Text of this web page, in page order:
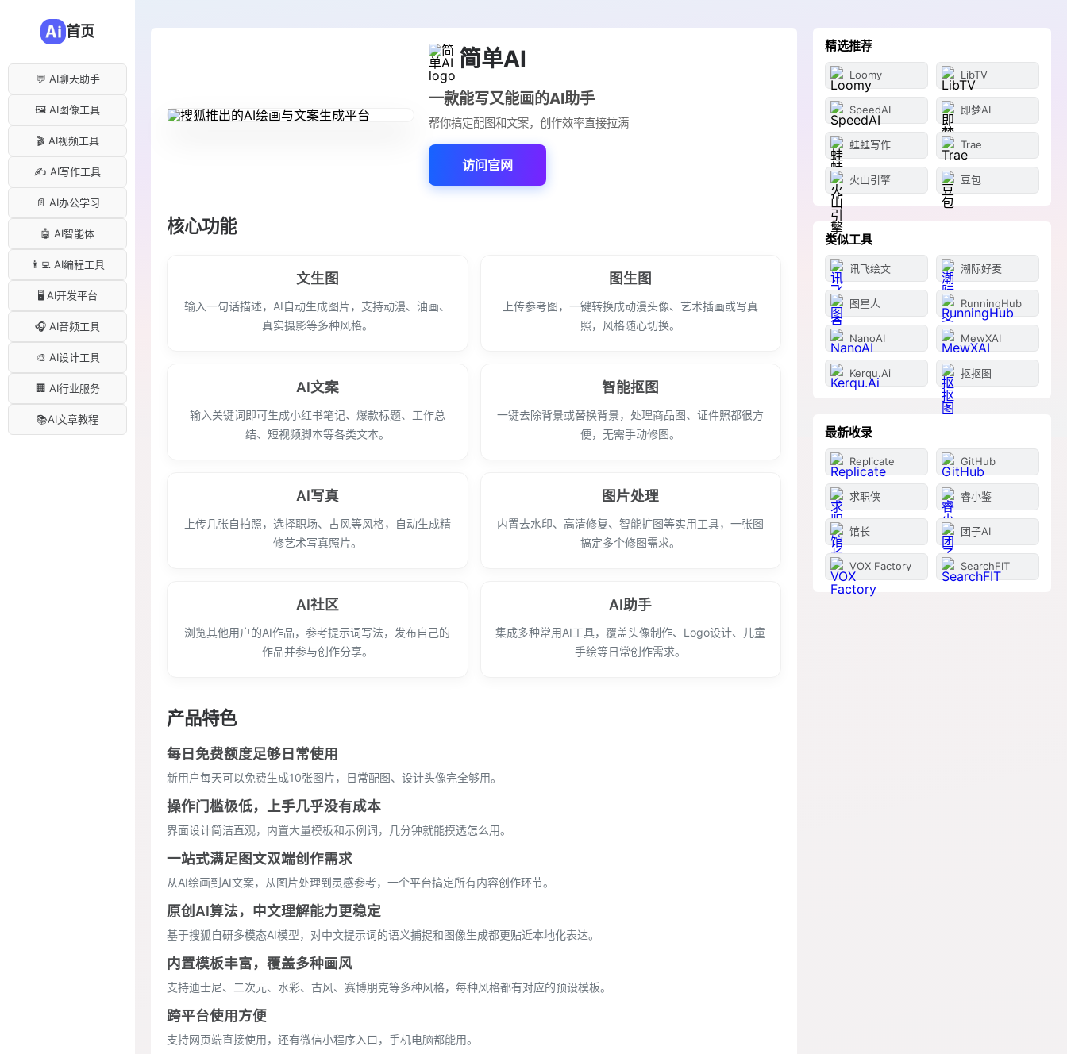
首页
💬 AI聊天助手
🖼️ AI图像工具
🎬 AI视频工具
✍️ AI写作工具
📄 AI办公学习
🤖 AI智能体
👨‍💻 AI编程工具
🖥️ AI开发平台
🎧 AI音频工具
🎨 AI设计工具
🏢 AI行业服务
📚AI文章教程
简单AI
一款能写又能画的AI助手
帮你搞定配图和文案，创作效率直接拉满
访问官网
核心功能
文生图
输入一句话描述，AI自动生成图片，支持动漫、油画、
真实摄影等多种风格。
图生图
上传参考图，一键转换成动漫头像、艺术插画或写真
照，风格随心切换。
AI文案
输入关键词即可生成小红书笔记、爆款标题、工作总
结、短视频脚本等各类文本。
智能抠图
一键去除背景或替换背景，处理商品图、证件照都很方
便，无需手动修图。
AI写真
上传几张自拍照，选择职场、古风等风格，自动生成精
修艺术写真照片。
图片处理
内置去水印、高清修复、智能扩图等实用工具，一张图
搞定多个修图需求。
AI社区
浏览其他用户的AI作品，参考提示词写法，发布自己的
作品并参与创作分享。
AI助手
集成多种常用AI工具，覆盖头像制作、Logo设计、儿童
手绘等日常创作需求。
产品特色
每日免费额度足够日常使用
新用户每天可以免费生成10张图片，日常配图、设计头像完全够用。
操作门槛极低，上手几乎没有成本
界面设计简洁直观，内置大量模板和示例词，几分钟就能摸透怎么用。
一站式满足图文双端创作需求
从AI绘画到AI文案，从图片处理到灵感参考，一个平台搞定所有内容创作环节。
原创AI算法，中文理解能力更稳定
基于搜狐自研多模态AI模型，对中文提示词的语义捕捉和图像生成都更贴近本地化表达。
内置模板丰富，覆盖多种画风
支持迪士尼、二次元、水彩、古风、赛博朋克等多种风格，每种风格都有对应的预设模板。
跨平台使用方便
支持网页端直接使用，还有微信小程序入口，手机电脑都能用。
精选推荐
Loomy LibTV
SpeedAI 即梦AI
蛙蛙写作 Trae
火山引擎 豆包
类似工具
讯飞绘文 潮际好麦
图星人 RunningHub
NanoAI MewXAI
Kerqu.Ai 抠抠图
最新收录
Replicate GitHub
求职侠 睿小鉴
馆长 团子AI
VOX Factory SearchFIT